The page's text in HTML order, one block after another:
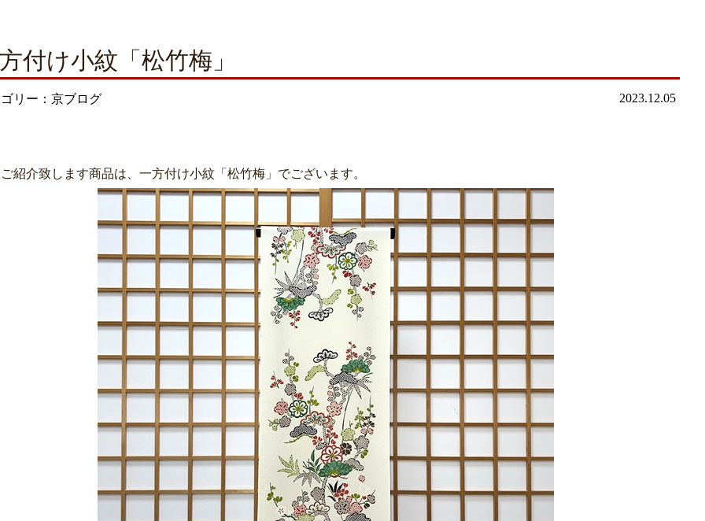
付け小紋「松竹梅」
リー：京ブログ 2023.12.05
紹介致します商品は、一方付け小紋「松竹梅」でございます。